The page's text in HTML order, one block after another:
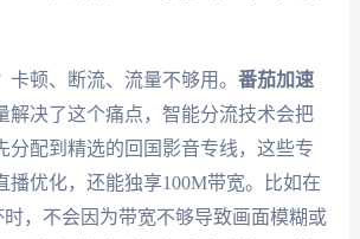
顿、断流、流量不够用。 番茄加速
解决了这个痛点，智能分流技术会把
分配到精选的回国影音专线，这些专
播优化，还能独享100M带宽。比如在
，不会因为带宽不够导致画面模糊或